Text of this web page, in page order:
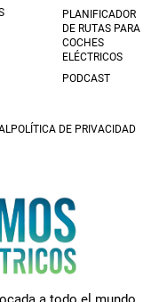
PLANIFICADOR
DE RUTAS PARA
COCHES
ELÉCTRICOS
PODCAST
POLÍTICA DE PRIVACIDAD